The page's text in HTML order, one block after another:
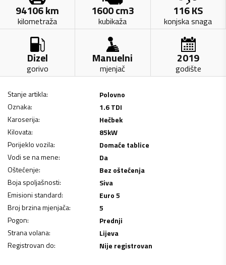
94106km
kilometraža
1600cm3
kubikaža
116KS
konjska snaga
Dizel
gorivo
Manuelni
mjenjač
2019
godište
Stanje artikla:
Polovno
Oznaka:
1.6 TDI
Karoserija:
Hečbek
Kilovata: 85kW
Porijeklo vozila:
Domaće tablice
Vodi se na mene:
Da
Oštećenje:
Bez oštećenja
Boja spoljašnosti:
Siva
Emisioni standard:
Euro 5
Broj brzina mjenjača:
5
Pogon:
Prednji
Strana volana:
Lijeva
Registrovan do: Nije registrovan